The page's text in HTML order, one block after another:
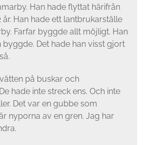
Han hade flyttat härifrån
år. Han hade ett lantbrukarställe
Farfar byggde allt möjligt. Han
byggde. Det hade han visst gjort
på buskar och
hade inte streck ens. Och inte
Det var en gubbe som
ny­porna av en gren. Jag har